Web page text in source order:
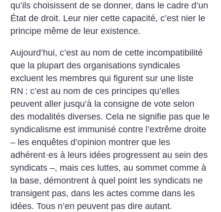
qu’ils choisissent de se donner, dans le cadre d’un
État de droit. Leur nier cette capacité, c’est nier le
principe même de leur existence.
Aujourd’hui, c’est au nom de cette incompatibilité
que la plupart des organisations syndicales
excluent les membres qui figurent sur une liste
RN ; c’est au nom de ces principes qu’elles
peuvent aller jusqu’à la consigne de vote selon
des modalités diverses. Cela ne signifie pas que le
syndicalisme est immunisé contre l’extrême droite
– les enquêtes d’opinion montrer que les
adhérent·es à leurs idées progressent au sein des
syndicats –, mais ces luttes, au sommet comme à
la base, démontrent à quel point les syndicats ne
transigent pas, dans les actes comme dans les
idées. Tous n’en peuvent pas dire autant.